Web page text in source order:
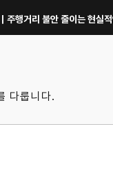
줄이는 현실적인 방법
다룹니다.